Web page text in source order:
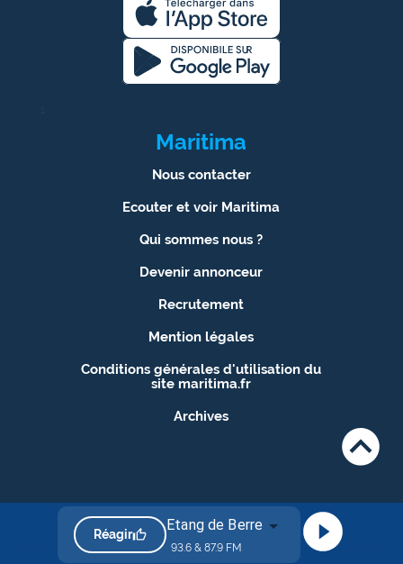
Réagir
Etang de Berre
93.6 & 87.9 FM
1
Maritima
Nous contacter
Ecouter et voir Maritima
Qui sommes nous ?
Devenir annonceur
Recrutement
Mention légales
Conditions générales d'utilisation du
site maritima.fr
Archives